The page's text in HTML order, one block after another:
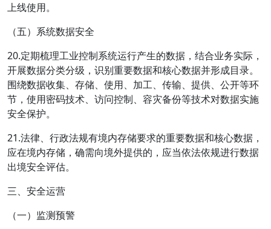
上线使用。
（五）系统数据安全
20.定期梳理工业控制系统运行产生的数据，结合业务实际，
开展数据分类分级，识别重要数据和核心数据并形成目录。
围绕数据收集、存储、使用、加工、传输、提供、公开等环
节，使用密码技术、访问控制、容灾备份等技术对数据实施
安全保护。
21.法律、行政法规有境内存储要求的重要数据和核心数据，
应在境内存储，确需向境外提供的，应当依法依规进行数据
出境安全评估。
三、安全运营
（一）监测预警